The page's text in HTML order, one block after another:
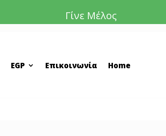
Γίνε Μέλος
EGP Επικοινωνία Home